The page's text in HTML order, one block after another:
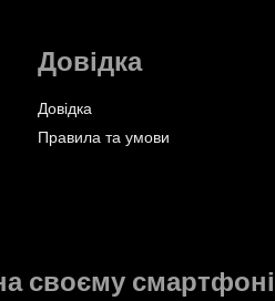
Довідка
Довідка
Правила та умови
своєму смартфоні